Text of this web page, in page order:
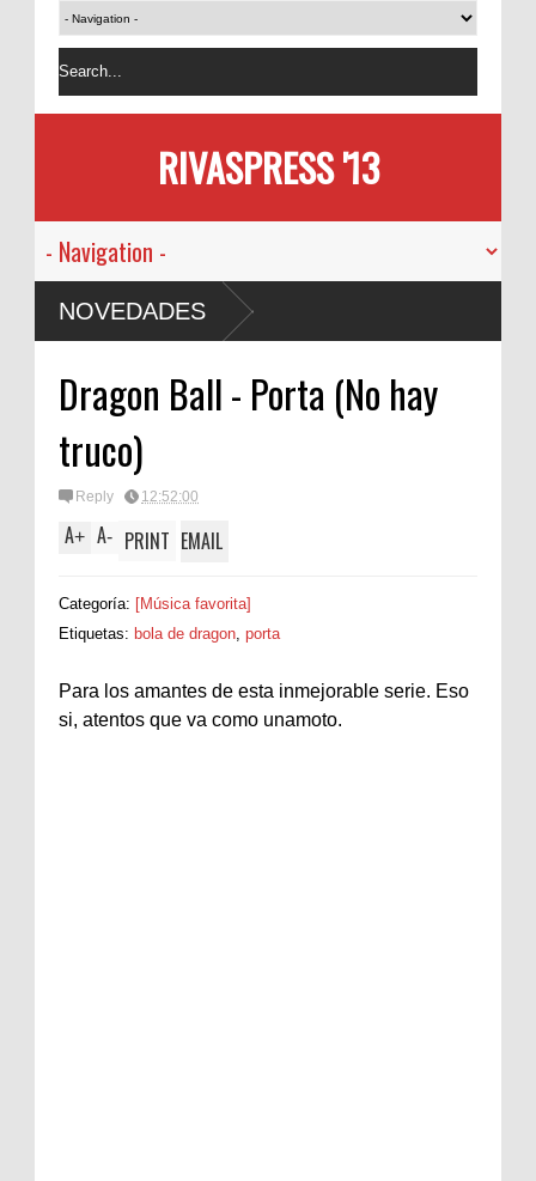
RIVASPRESS '13
NOVEDADES
Dragon Ball - Porta (No hay
truco)
Reply 12:52:00
A+ A- PRINT EMAIL
Categoría: [Música favorita]
Etiquetas: bola de dragon porta
Para los amantes de esta inmejorable serie. Eso
si, atentos que va como unamoto.